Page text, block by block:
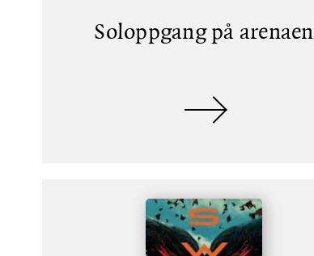
Soloppgang på arenaen